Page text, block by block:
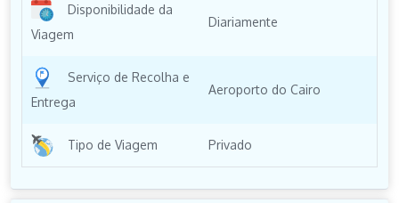
Disponibilidade da
Viagem
Diariamente
Serviço de Recolha e
Entrega
Aeroporto do Cairo
Tipo de Viagem Privado